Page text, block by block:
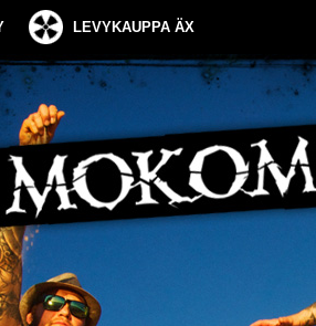
LEVYKAUPPA ÄX